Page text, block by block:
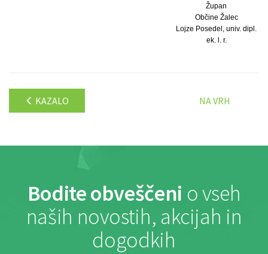
Župan
Občine Žalec
Lojze Posedel, univ. dipl.
ek. l. r.
KAZALO NA VRH
Bodite obveščeni o vseh
naših novostih, akcijah in
dogodkih